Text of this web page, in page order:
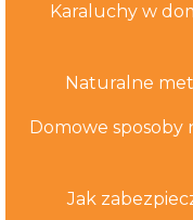
Karaluchy w
Naturalne
Domowe sposoby
Jak